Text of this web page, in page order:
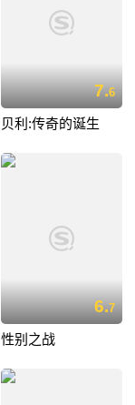
7.6
贝利:传奇的诞生
6.7
性别之战